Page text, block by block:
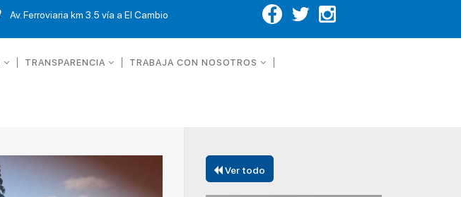
Av. Ferroviaria km 3.5 vía a El Cambio
TRANSPARENCIA TRABAJA CON NOSOTROS
Ver todo